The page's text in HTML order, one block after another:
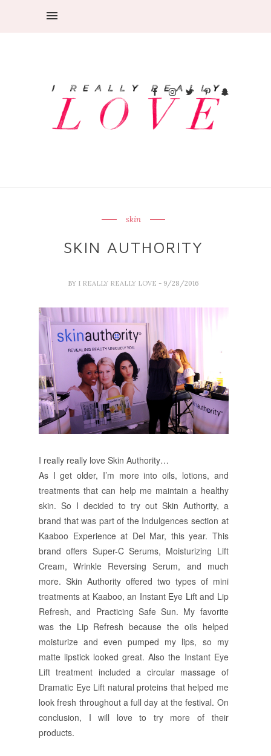
skin
SKIN AUTHORITY
BY I REALLY REALLY LOVE - 9/28/2016
I really really love Skin Authority…
As I get older, I’m more into oils, lotions, and
treatments that can help me maintain a healthy
skin. So I decided to try out Skin Authority, a
brand that was part of the Indulgences section at
Kaaboo Experience at Del Mar, this year. This
brand offers Super-C Serums, Moisturizing Lift
Cream, Wrinkle Reversing Serum, and much
more. Skin Authority offered two types of mini
treatments at Kaaboo, an Instant Eye Lift and Lip
Refresh, and Practicing Safe Sun. My favorite
was the Lip Refresh because the oils helped
moisturize and even pumped my lips, so my
matte lipstick looked great. Also the Instant Eye
Lift treatment included a circular massage of
Dramatic Eye Lift natural proteins that helped me
look fresh throughout a full day at the festival. On
conclusion, I will love to try more of their
products.